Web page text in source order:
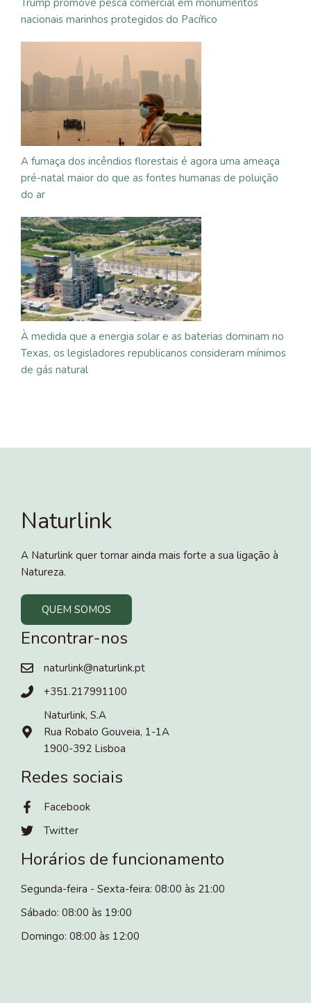
nacionais marinhos protegidos do Pacífico
A fumaça dos incêndios florestais é agora uma ameaça
pré-natal maior do que as fontes humanas de poluição
do ar
À medida que a energia solar e as baterias dominam no
Texas, os legisladores republicanos consideram mínimos
de gás natural
Naturlink
A Naturlink quer tornar ainda mais forte a sua ligação à
Natureza.
QUEM SOMOS
Encontrar-nos
naturlink@naturlink.pt
+351.217991100
Naturlink, S.A
Rua Robalo Gouveia, 1-1A
1900-392 Lisboa
Redes sociais
Facebook
Twitter
Horários de funcionamento
Segunda-feira - Sexta-feira: 08:00 às 21:00
Sábado: 08:00 às 19:00
Domingo: 08:00 às 12:00